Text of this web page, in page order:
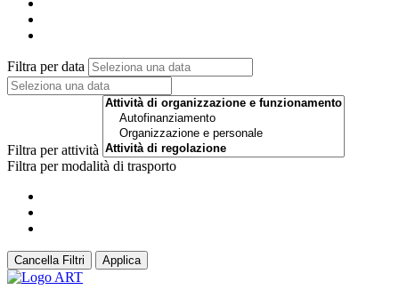
Filtra per data
Filtra per attività
Filtra per modalità di trasporto
Cancella Filtri Applica